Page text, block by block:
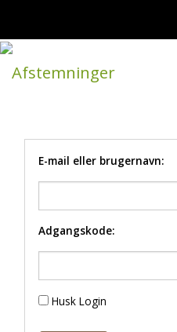
POLARHUNDERACERNE
Afstemninger
E-mail eller brugernavn:
Adgangskode:
Husk Login